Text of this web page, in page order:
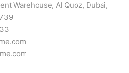
Warehouse, Al Quoz, Dubai,